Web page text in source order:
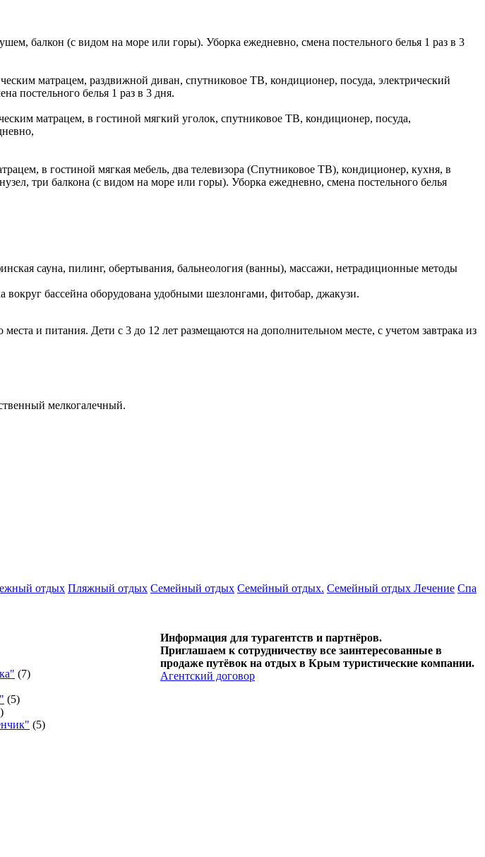
балкон (с видом на море или горы). Уборка ежедневно, смена постельного белья 1 раз в 3
матрацем, раздвижной диван, спутниковое ТВ, кондиционер, посуда, электрический
постельного белья 1 раз в 3 дня.
матрацем, в гостиной мягкий уголок, спутниковое ТВ, кондиционер, посуда,
в гостиной мягкая мебель, два телевизора (Спутниковое ТВ), кондиционер, кухня, в
три балкона (с видом на море или горы). Уборка ежедневно, смена постельного белья
сауна, пилинг, обертывания, бальнеология (ванны), массажи, нетрадиционные методы
бассейна оборудована удобными шезлонгами, фитобар, джакузи.
и питания. Дети с 3 до 12 лет размещаются на дополнительном месте, с учетом завтрака из
мелкогалечный.
отдых Пляжный отдых Семейный отдых Семейный отдых. Семейный отдых Лечение Спа
(7)
(5)
(5)
Информация для турагентств и партнёров.
Приглашаем к сотрудничеству все заинтересованные в
продаже путёвок на отдых в Крым туристические компании.
Агентский договор